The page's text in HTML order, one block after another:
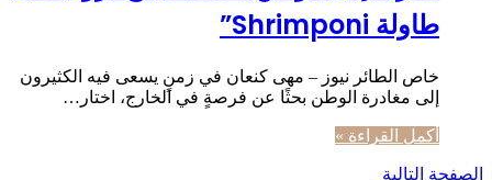
طاولة Shrimponi”
خاص الطائر نيوز – مهى كنعان في زمنٍ يسعى فيه الكثيرون
إلى مغادرة الوطن بحثًا عن فرصةٍ في الخارج، اختار…
أكمل القراءة »
الصفحة التالية